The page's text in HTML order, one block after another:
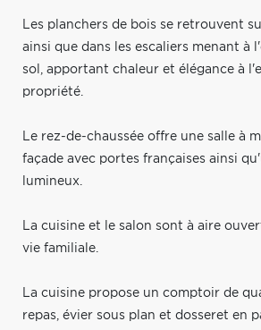
Les planchers de bois se retrouvent
ainsi que dans les escaliers menant à
sol, apportant chaleur et élégance à
propriété.
Le rez-de-chaussée offre une salle à
façade avec portes françaises ainsi
lumineux.
La cuisine et le salon sont à aire
vie familiale.
La cuisine propose un comptoir de
repas, évier sous plan et dosseret en